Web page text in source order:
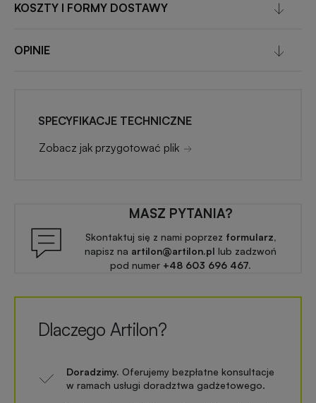
KOSZTY I FORMY DOSTAWY
OPINIE
SPECYFIKACJE TECHNICZNE
Zobacz jak przygotować plik
MASZ PYTANIA?
Skontaktuj się z nami poprzez formularz,
napisz na artilon@artilon.pl lub zadzwoń
pod numer +48 603 696 467.
Dlaczego Artilon?
Doradzimy. Oferujemy bezpłatne konsultacje
w ramach usługi doradztwa gadżetowego.